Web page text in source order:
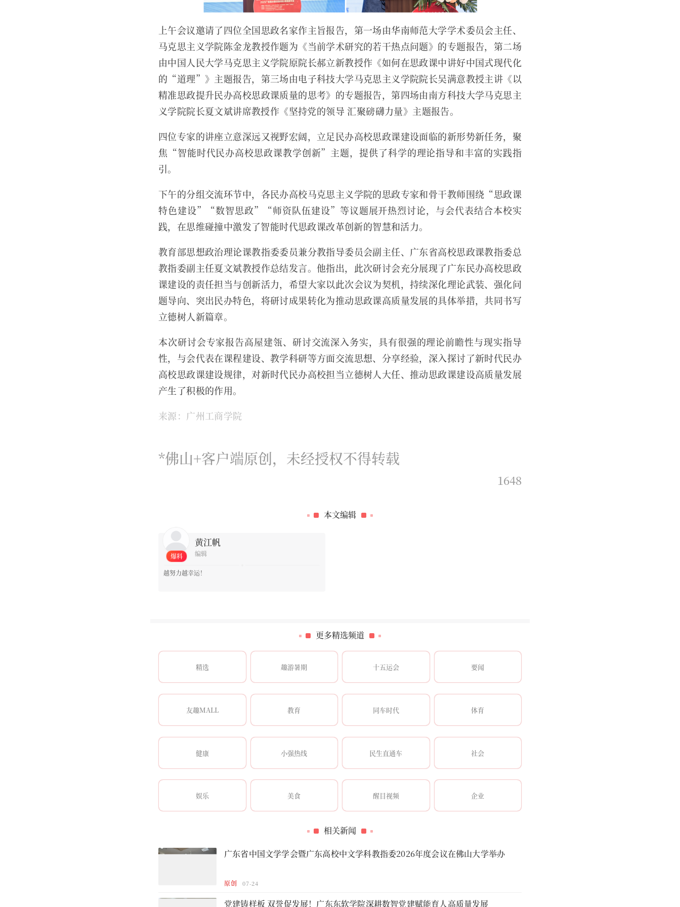
上午会议邀请了四位全国思政名家作主旨报告，第一场由华南师范大学学术委员会主任、
马克思主义学院陈金龙教授作题为《当前学术研究的若干热点问题》的专题报告，第二场
由中国人民大学马克思主义学院原院长郝立新教授作《如何在思政课中讲好中国式现代化
的“道理”》主题报告，第三场由电子科技大学马克思主义学院院长吴满意教授主讲《以
精准思政提升民办高校思政课质量的思考》的专题报告，第四场由南方科技大学马克思主
义学院院长夏文斌讲席教授作《坚持党的领导 汇聚磅礴力量》主题报告。
四位专家的讲座立意深远又视野宏阔，立足民办高校思政课建设面临的新形势新任务，聚
焦“智能时代民办高校思政课教学创新”主题，提供了科学的理论指导和丰富的实践指
引。
下午的分组交流环节中，各民办高校马克思主义学院的思政专家和骨干教师围绕“思政课
特色建设”“数智思政”“师资队伍建设”等议题展开热烈讨论，与会代表结合本校实
践，在思维碰撞中激发了智能时代思政课改革创新的智慧和活力。
教育部思想政治理论课教指委委员兼分教指导委员会副主任、广东省高校思政课教指委总
教指委副主任夏文斌教授作总结发言。他指出，此次研讨会充分展现了广东民办高校思政
课建设的责任担当与创新活力，希望大家以此次会议为契机，持续深化理论武装、强化问
题导向、突出民办特色，将研讨成果转化为推动思政课高质量发展的具体举措，共同书写
立德树人新篇章。
本次研讨会专家报告高屋建瓴、研讨交流深入务实，具有很强的理论前瞻性与现实指导
性，与会代表在课程建设、教学科研等方面交流思想、分享经验，深入探讨了新时代民办
高校思政课建设规律，对新时代民办高校担当立德树人大任、推动思政课建设高质量发展
产生了积极的作用。
来源：广州工商学院
*佛山+客户端原创，未经授权不得转载
1648
本文编辑
爆料
黄江帆
编辑
越努力越幸运！
更多精选频道
精选 趣游暑期 十五运会 要闻
友趣MALL 教育 同车时代 体育
健康 小强热线 民生直通车 社会
娱乐 美食 醒目视频 企业
相关新闻
广东省中国文学学会暨广东高校中文学科教指委2026年度会议在佛山大学举办
原创 07-24
党建铸样板 双誉促发展！广东东软学院深耕数智党建赋能育人高质量发展